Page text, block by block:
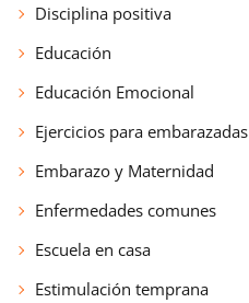
Disciplina positiva
Educación
Educación Emocional
Ejercicios para embarazadas
Embarazo y Maternidad
Enfermedades comunes
Escuela en casa
Estimulación temprana